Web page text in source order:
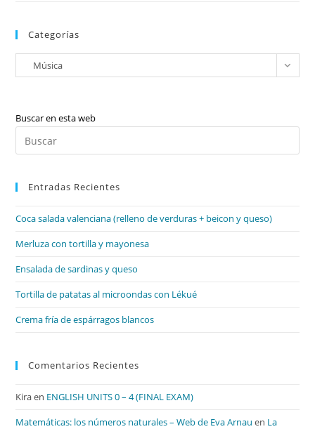
Categorías
Categorías
Música
Buscar en esta web
Entradas Recientes
Coca salada valenciana (relleno de verduras + beicon y queso)
Merluza con tortilla y mayonesa
Ensalada de sardinas y queso
Tortilla de patatas al microondas con Lékué
Crema fría de espárragos blancos
Comentarios Recientes
Kiraen ENGLISH UNITS 0 – 4 (FINAL EXAM)
Matemáticas: los números naturales – Web de Eva Arnau en La